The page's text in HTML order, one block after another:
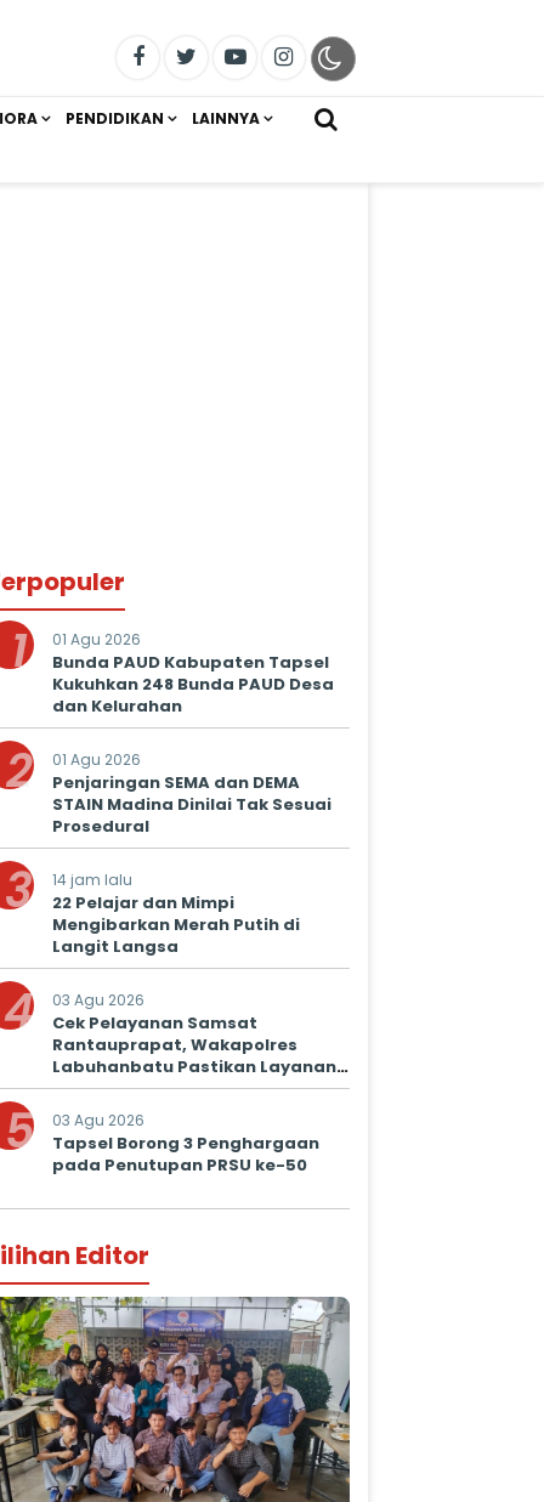
PENDIDIKAN LAINNYA
1 01 Agu 2026
Bunda PAUD Kabupaten Tapsel
Kukuhkan 248 Bunda PAUD Desa
dan Kelurahan
2 01 Agu 2026
Penjaringan SEMA dan DEMA
STAIN Madina Dinilai Tak Sesuai
Prosedural
3 14 jam lalu
22 Pelajar dan Mimpi
Mengibarkan Merah Putih di
Langit Langsa
4 03 Agu 2026
Cek Pelayanan Samsat
Rantauprapat, Wakapolres
Labuhanbatu Pastikan Layanan
Prima untuk Masyarakat
5 03 Agu 2026
Tapsel Borong 3 Penghargaan
pada Penutupan PRSU ke-50
Editor